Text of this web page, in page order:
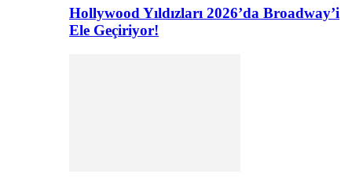
Hollywood Yıldızları 2026’da Broadway’i
Ele Geçiriyor!